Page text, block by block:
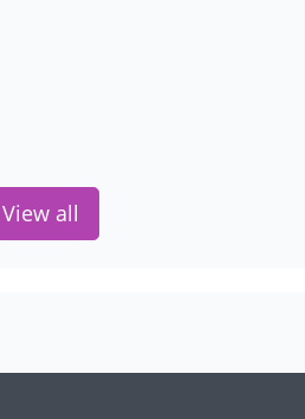
View all